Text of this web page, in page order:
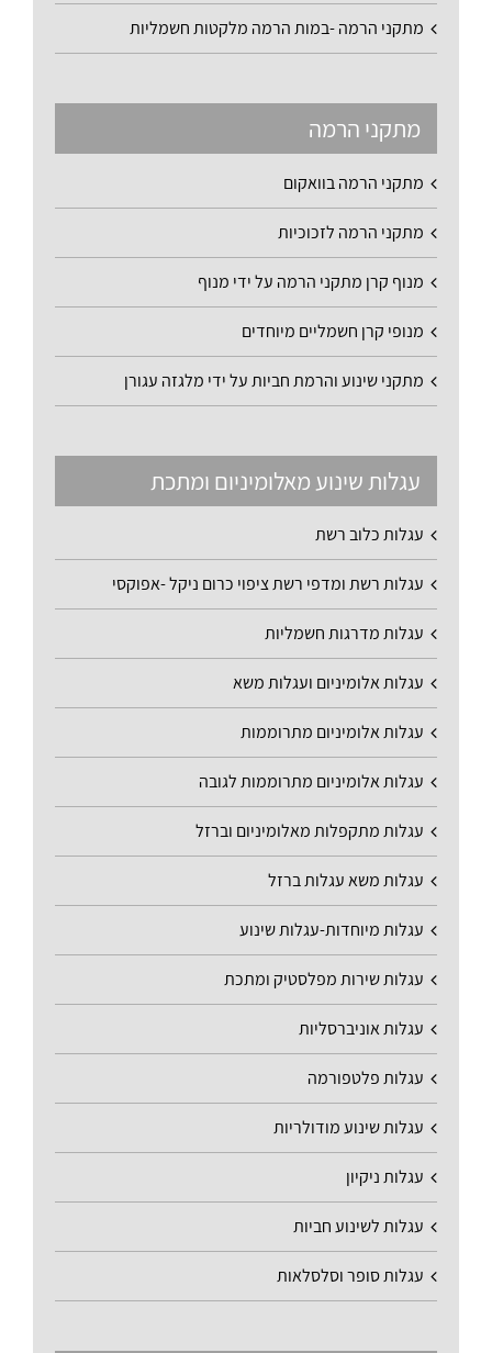
מתקני הרמה -במות הרמה מלקטות חשמליות
מתקני הרמה
מתקני הרמה בוואקום
מתקני הרמה לזכוכיות
מנוף קרן מתקני הרמה על ידי מנוף
מנופי קרן חשמליים מיוחדים
מתקני שינוע והרמת חביות על ידי מלגזה עגורן
עגלות שינוע מאלומיניום ומתכת
עגלות כלוב רשת
עגלות רשת ומדפי רשת ציפוי כרום ניקל -אפוקסי
עגלות מדרגות חשמליות
עגלות אלומיניום ועגלות משא
עגלות אלומיניום מתרוממות
עגלות אלומיניום מתרוממות לגובה
עגלות מתקפלות מאלומיניום וברזל
עגלות משא עגלות ברזל
עגלות מיוחדות-עגלות שינוע
עגלות שירות מפלסטיק ומתכת
עגלות אוניברסליות
עגלות פלטפורמה
עגלות שינוע מודולריות
עגלות ניקיון
עגלות לשינוע חביות
עגלות סופר וסלסלאות